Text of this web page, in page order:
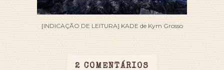
[INDICAÇÃO DE LEITURA] KADE de Kym Grosso
2 COMENTÁRIOS